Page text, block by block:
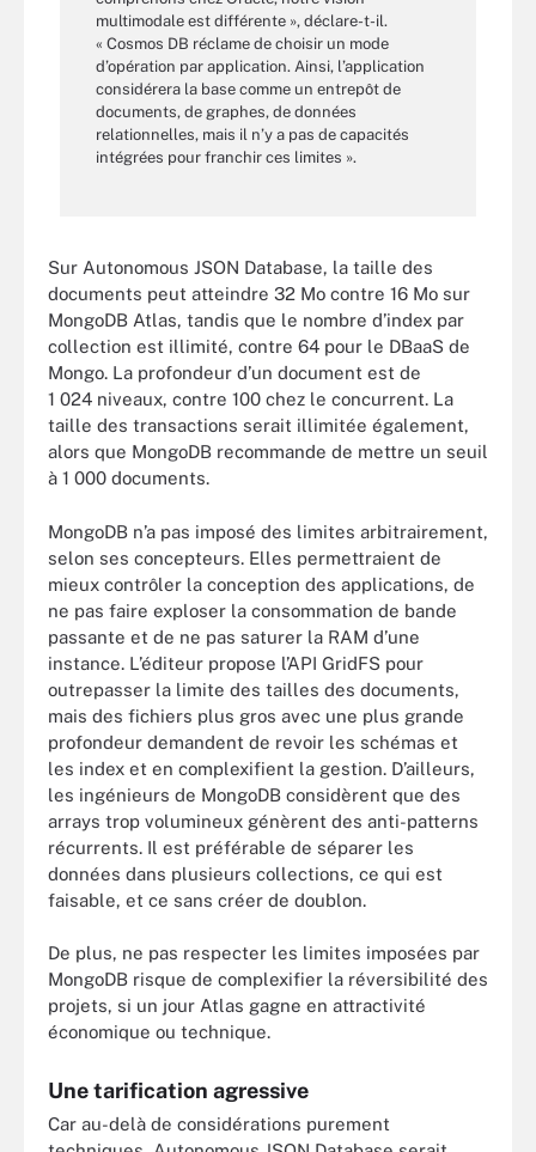
multimodale est différente », déclare-t-il.
« Cosmos DB réclame de choisir un mode
d’opération par application. Ainsi, l’application
considérera la base comme un entrepôt de
documents, de graphes, de données
relationnelles, mais il n’y a pas de capacités
intégrées pour franchir ces limites ».
Sur Autonomous JSON Database, la taille des
documents peut atteindre 32 Mo contre 16 Mo sur
MongoDB Atlas, tandis que le nombre d’index par
collection est illimité, contre 64 pour le DBaaS de
Mongo. La profondeur d’un document est de
1 024 niveaux, contre 100 chez le concurrent. La
taille des transactions serait illimitée également,
alors que MongoDB recommande de mettre un seuil
à 1 000 documents.
MongoDB n’a pas imposé des limites arbitrairement,
selon ses concepteurs. Elles permettraient de
mieux contrôler la conception des applications, de
ne pas faire exploser la consommation de bande
passante et de ne pas saturer la RAM d’une
instance. L’éditeur propose l’API GridFS pour
outrepasser la limite des tailles des documents,
mais des fichiers plus gros avec une plus grande
profondeur demandent de revoir les schémas et
les index et en complexifient la gestion. D’ailleurs,
les ingénieurs de MongoDB considèrent que des
arrays trop volumineux génèrent des anti-patterns
récurrents. Il est préférable de séparer les
données dans plusieurs collections, ce qui est
faisable, et ce sans créer de doublon.
De plus, ne pas respecter les limites imposées par
MongoDB risque de complexifier la réversibilité des
projets, si un jour Atlas gagne en attractivité
économique ou technique.
Une tarification agressive
Car au-delà de considérations purement